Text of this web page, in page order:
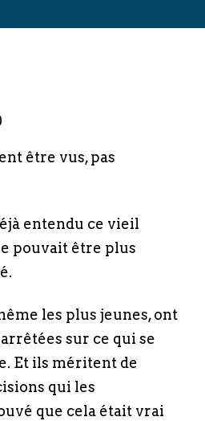
être vus, pas
entendu ce vieil
pouvait être plus
les plus jeunes, ont
sur ce qui se
Et ils méritent de
qui les
que cela était vrai